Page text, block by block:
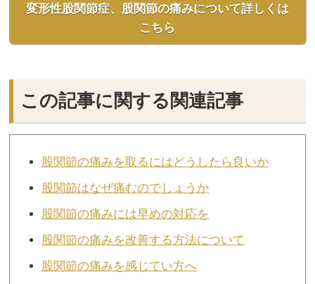
変形性股関節症、股関節の痛みについて詳しくは
こちら
この記事に関する関連記事
股関節の痛みを取るにはどうしたら良いか
股関節はなぜ痛むのでしょうか
股関節の痛みには早めの対応を
股関節の痛みを改善する方法について
股関節の痛みを感じてい方へ